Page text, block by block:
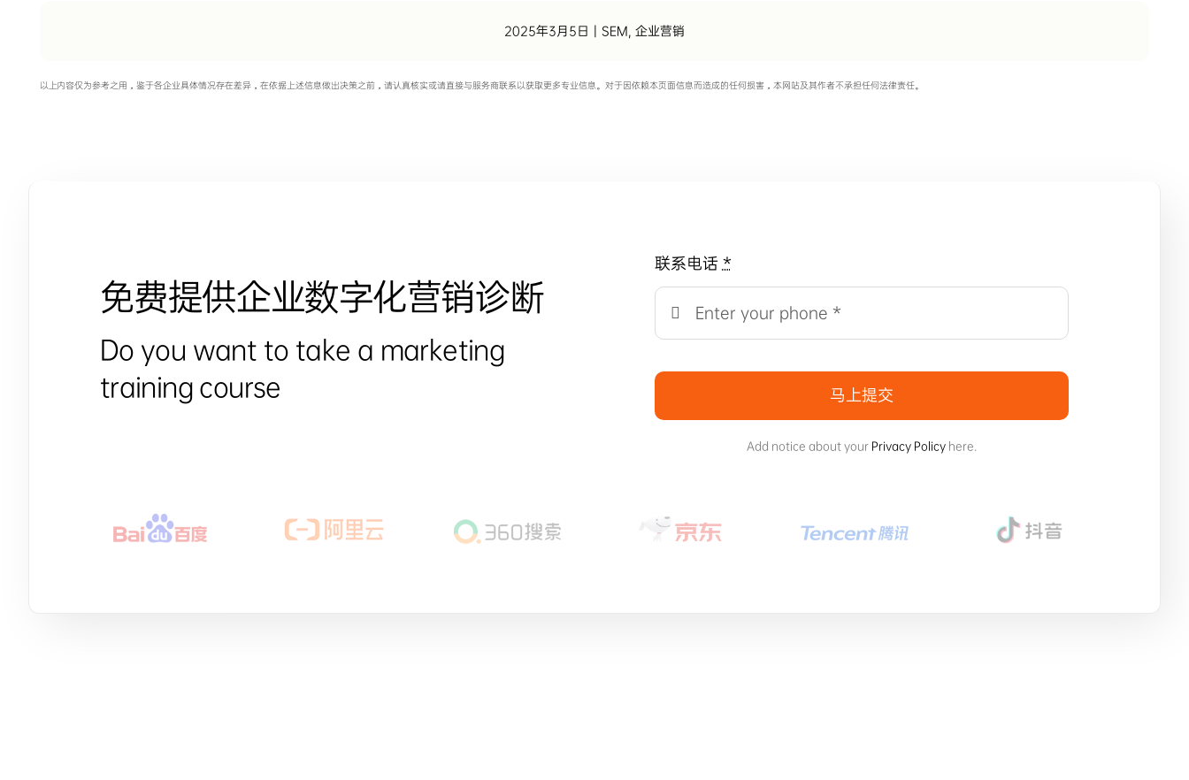
2025年3月5日 | SEM, 企业营销
以上内容仅为参考之用，鉴于各企业具体情况存在差异，在依据上述信息做出决策之前，请认真核实或请直接与服务商联系以获取更多专业信息。对于因依赖本页面信息而造成的任何损害，本网站及其作者不承担任何法律责任。
免费提供企业数字化营销诊断
Do you want to take a marketing
training course
联系电话*
马上提交
Add notice about your Privacy Policyhere.